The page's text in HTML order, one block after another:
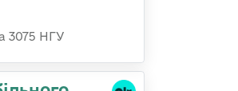
3075 НГУ